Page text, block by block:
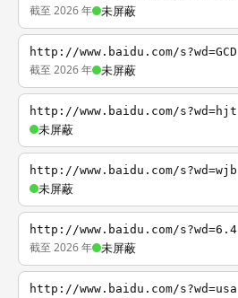
截至 2026 年 未屏蔽
http://www.baidu.com/s?wd=GCD
截至 2026 年 未屏蔽
http://www.baidu.com/s?wd=hjt
未屏蔽
http://www.baidu.com/s?wd=wjb
未屏蔽
http://www.baidu.com/s?wd=6.4
截至 2026 年 未屏蔽
http://www.baidu.com/s?wd=usa